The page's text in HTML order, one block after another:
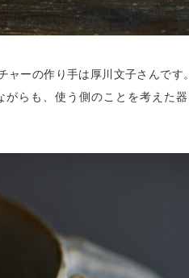
ーの作り手は厚川文子さんです。
らも、使う側のことを考えた